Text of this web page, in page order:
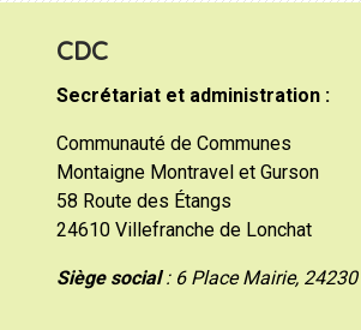
CDC
Secrétariat et administration :
Communauté de Communes
Montaigne Montravel et Gurson
58 Route des Étangs
24610 Villefranche de Lonchat
Siège social: 6 Place Mairie,